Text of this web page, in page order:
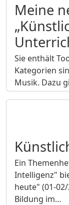
Meine
Sie enthält
Kategorien
Musik. Dazu
Ein
Intelligenz"
heute" (01-
Bildung im…